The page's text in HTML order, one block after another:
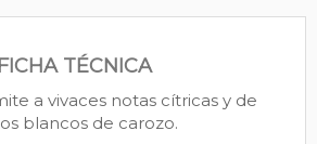
TÉCNICA
a vivaces notas cítricas y de
blancos de carozo.